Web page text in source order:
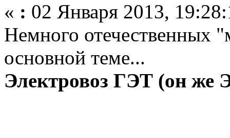
« : 02 Января 2013,
Немного отечественных
основной теме...
Электровоз ГЭТ (он